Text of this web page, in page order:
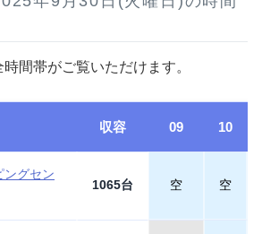
間帯がご覧いただけます。
収容 09 10
ングセン
1065台 空 空